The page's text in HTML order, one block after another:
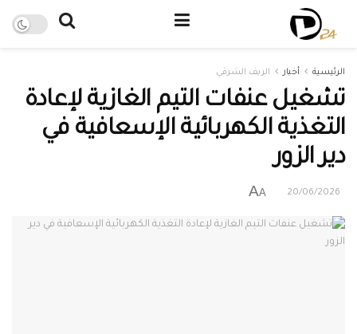
الرئيسية أخبار الريف الشرقي
تشغيل عنفات التيم الغازية لإعادة
التغذية الكهربائية الإسعافية في
دير الزور
20/06/2026
A
A